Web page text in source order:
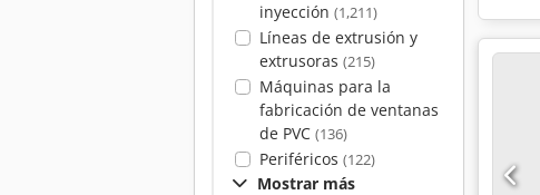
inyección (1,211)
Líneas de extrusión y
extrusoras (215)
Máquinas para la
fabricación de ventanas
de PVC (136)
Periféricos (122)
Mostrar más